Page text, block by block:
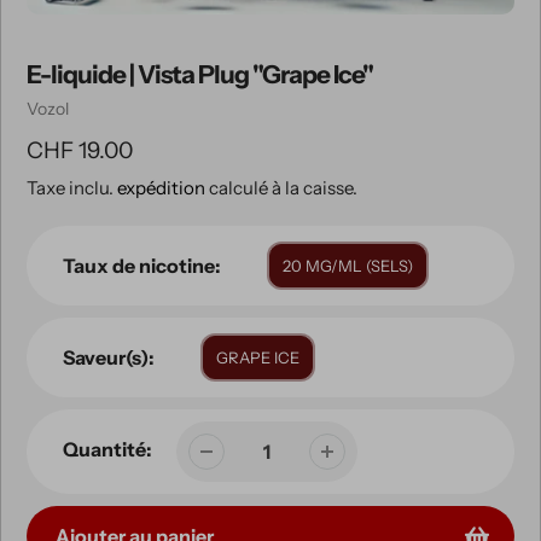
E-liquide | Vista Plug "Grape Ice"
Vendeuse
Vozol
Prix
CHF 19.00
Taxe inclu. expédition calculé à la caisse.
Taux de nicotine: 20 MG/ML (SELS)
Saveur(s): GRAPE ICE
Quantité: